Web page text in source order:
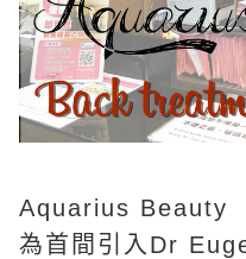
Aquarius Beauty
為首間引入Dr